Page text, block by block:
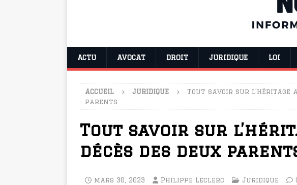
ACTU AVOCAT DROIT JURIDIQUE LOI
ACCUEIL JURIDIQUE
Tout savoir sur l’héritage
parents
Tout savoir sur
décès des deux
mars 30, 2023 Philippe Leclerc Juridique